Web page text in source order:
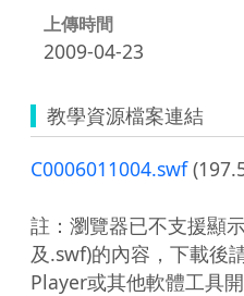
上傳時間
2009-04-23
教學資源檔案連結
C0006011004.swf
註：瀏覽器已不支援顯
及.swf)的內容，下載後
Player或其他軟體工具開